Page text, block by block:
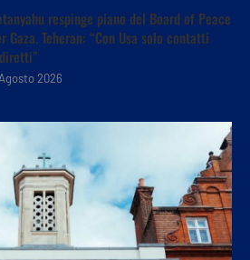
respinge piano del Board of Peace
Gaza. Teheran: “Con Usa solo contatti
2026